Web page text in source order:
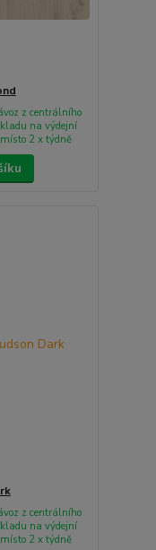
z centrálního
na výdejní
místo 2 x týdně
z centrálního
na výdejní
místo 2 x týdně